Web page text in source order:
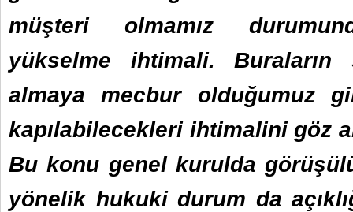
müşteri olmamız
yükselme ihtimali. Buraların
almaya mecbur olduğumuz
kapılabilecekleri ihtimalini göz
Bu konu genel kurulda
yönelik hukuki durum da